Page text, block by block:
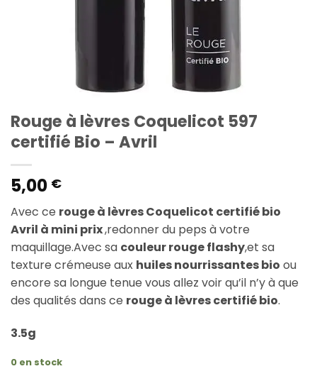
Rouge à lèvres Coquelicot 597
certifié Bio – Avril
5,00 €
Avec ce rouge à lèvres Coquelicot certifié bio
Avril à mini prix,redonner du peps à votre
maquillage.Avec sa couleur rouge flashy,et sa
texture crémeuse aux huiles nourrissantes bio ou
encore sa longue tenue vous allez voir qu’il n’y à que
des qualités dans ce rouge à lèvres certifié bio.
3.5g
0 en stock